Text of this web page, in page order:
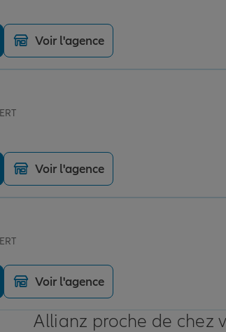
Voir l'agence
Voir l'agence
Voir l'agence
Allianz proche de chez